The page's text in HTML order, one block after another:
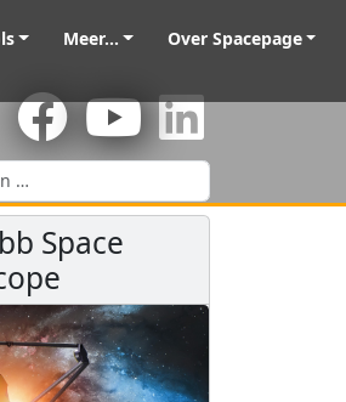
Meer... Over Spacepage
Space